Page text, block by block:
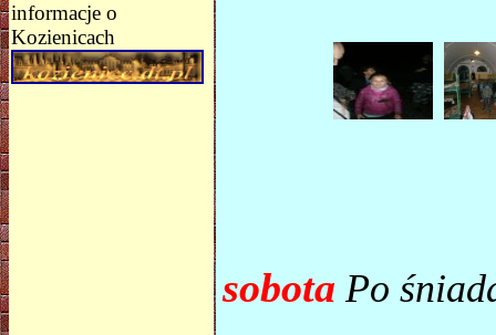
informacje o
Kozienicach
sobota Po